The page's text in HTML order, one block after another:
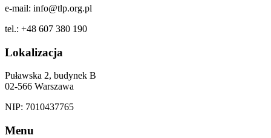
e-mail: info@tlp.org.pl
tel.: +48 607 380 190
Lokalizacja
Puławska 2, budynek B
02-566 Warszawa
NIP: 7010437765
Menu